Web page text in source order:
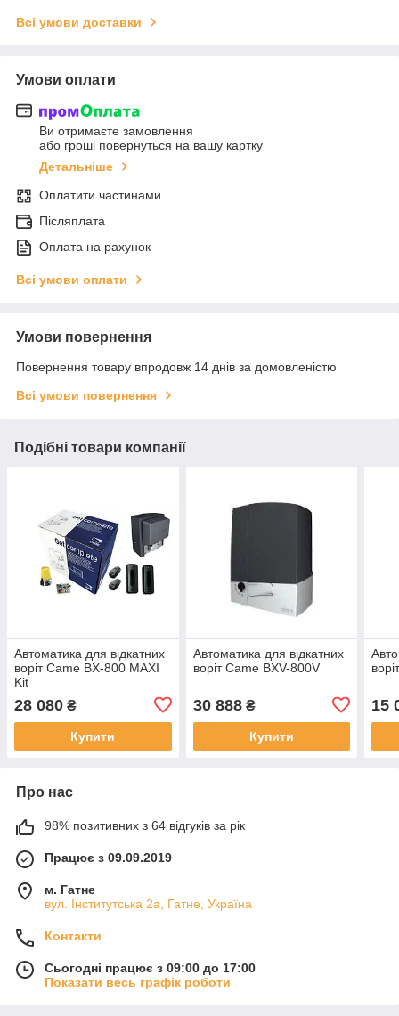
Всі умови доставки
Умови оплати
Ви отримаєте замовлення
або гроші повернуться на вашу картку
Детальніше
Оплатити частинами
Післяплата
Оплата на рахунок
Всі умови оплати
Умови повернення
Повернення товару впродовж 14 днів за домовленістю
Всі умови повернення
Подібні товари компанії
Автоматика для відкатних
воріт Came BX-800 MAXI
Kit
28 080 ₴
Купити
Автоматика для відкатних
воріт Came BXV-800V
30 888₴
Купити
15
Про нас
98% позитивних з 64 відгуків за рік
Працює з 09.09.2019
м. Гатне
вул. Інститутська 2а, Гатне, Україна
Контакти
Сьогодні працює з 09:00 до 17:00
Показати весь графік роботи